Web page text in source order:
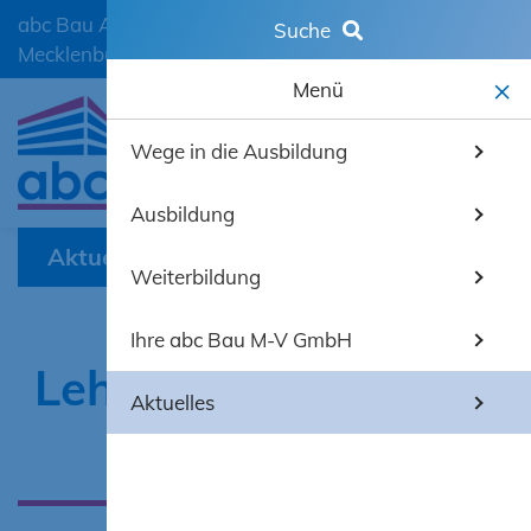
abc Bau Ausbildungscentrum der Bauwirtschaft
Mecklenburg-Vorpommern GmbH
mobiles
Aktuelles
Lehrjahreseröffnung
Suche
Menü
Wege in die Ausbildung
Ausbildung
Weiterbildung
Ihre abc Bau M-V GmbH
Aktuelles